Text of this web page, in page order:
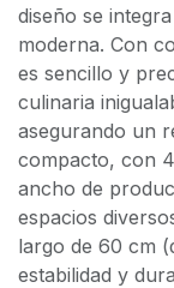
diseño se
moderna. Con
es sencillo y
culinaria
asegurando un
compacto, con
ancho de
espacios
largo de 60 cm
estabilidad y